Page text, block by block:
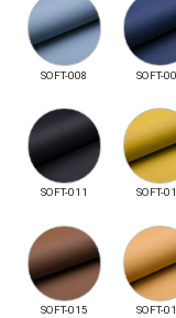
SOFT-008 SOFT-
SOFT-011 SOFT-
SOFT-015 SOFT-